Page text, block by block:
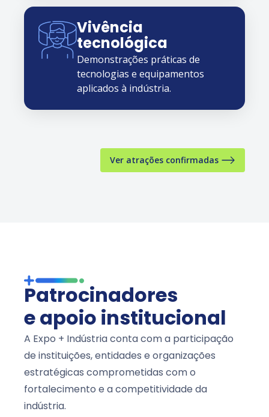
Vivência
tecnológica
Demonstrações práticas de
tecnologias e equipamentos
aplicados à indústria.
Ver atrações confirmadas
Patrocinadores
e apoio institucional
A Expo + Indústria conta com a participação
de instituições, entidades e organizações
estratégicas comprometidas com o
fortalecimento e a competitividade da
indústria.